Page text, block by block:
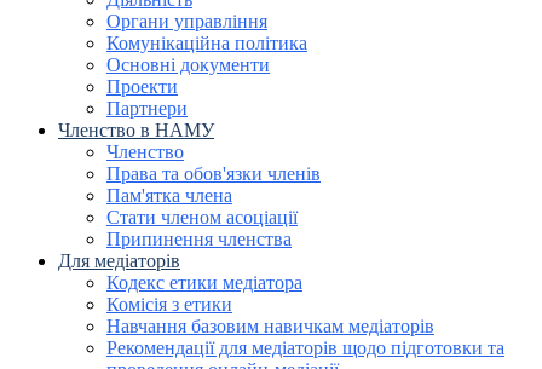
Органи управління
Комунікаційна політика
Основні документи
Проекти
Партнери
Членство в НАМУ
Членство
Права та обов'язки членів
Пам'ятка члена
Стати членом асоціації
Припинення членства
Для медіаторів
Кодекс етики медіатора
Комісія з етики
Навчання базовим навичкам медіаторів
Рекомендації для медіаторів щодо підготовки та